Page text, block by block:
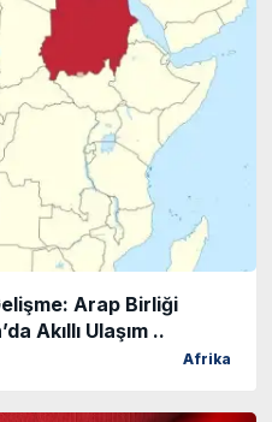
Arap Birliği
Akıllı Ulaşım ..
Afrika